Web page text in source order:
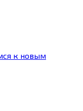
к новым